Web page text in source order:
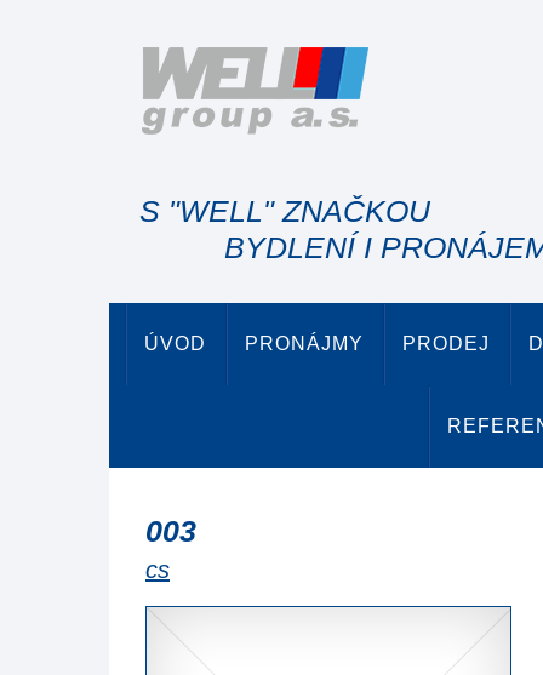
S "WELL" ZNAČKOU
BYDLENÍ I
ÚVOD PRONÁJMY PRODEJ
003
cs